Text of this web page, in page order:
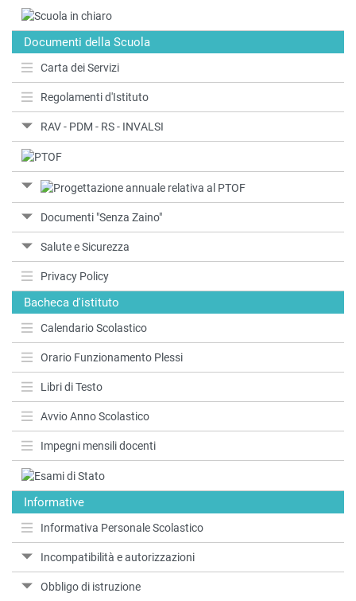
Documenti della Scuola
Carta dei Servizi
Regolamenti d'Istituto
RAV - PDM - RS - INVALSI
Documenti "Senza Zaino"
Salute e Sicurezza
Privacy Policy
Bacheca d'istituto
Calendario Scolastico
Orario Funzionamento Plessi
Libri di Testo
Avvio Anno Scolastico
Impegni mensili docenti
Informative
Informativa Personale Scolastico
Incompatibilità e autorizzazioni
Obbligo di istruzione